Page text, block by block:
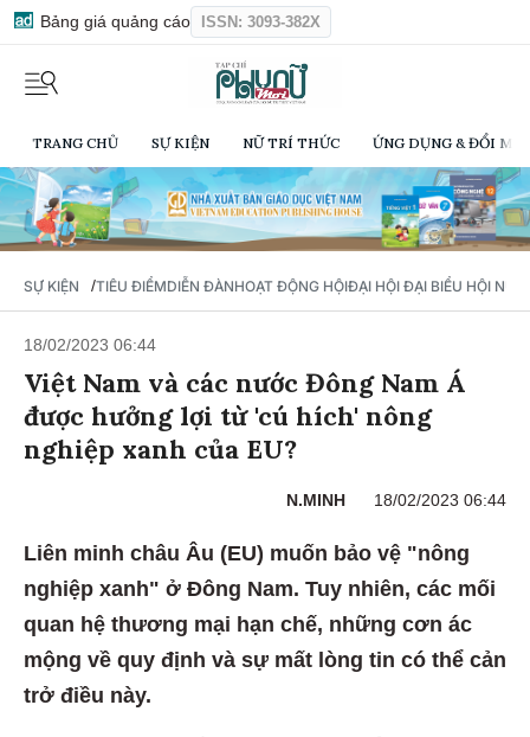
Bảng giá quảng cáo ISSN: 3093-382X
TRANG CHỦ SỰ KIỆN NỮ TRÍ THỨC ỨNG DỤNG & ĐỔI
SỰ KIỆN / TIÊU ĐIỂMDIỄN ĐÀNHOẠT ĐỘNG HỘIĐẠI HỘI ĐẠI BIỂU HỘI NỮ
18/02/2023 06:44
Việt Nam và các nước Đông Nam Á
được hưởng lợi từ 'cú hích' nông
nghiệp xanh của EU?
N.MINH 18/02/2023 06:44
Liên minh châu Âu (EU) muốn bảo vệ "nông
nghiệp xanh" ở Đông Nam. Tuy nhiên, các mối
quan hệ thương mại hạn chế, những cơn ác
mộng về quy định và sự mất lòng tin có thể cản
trở điều này.